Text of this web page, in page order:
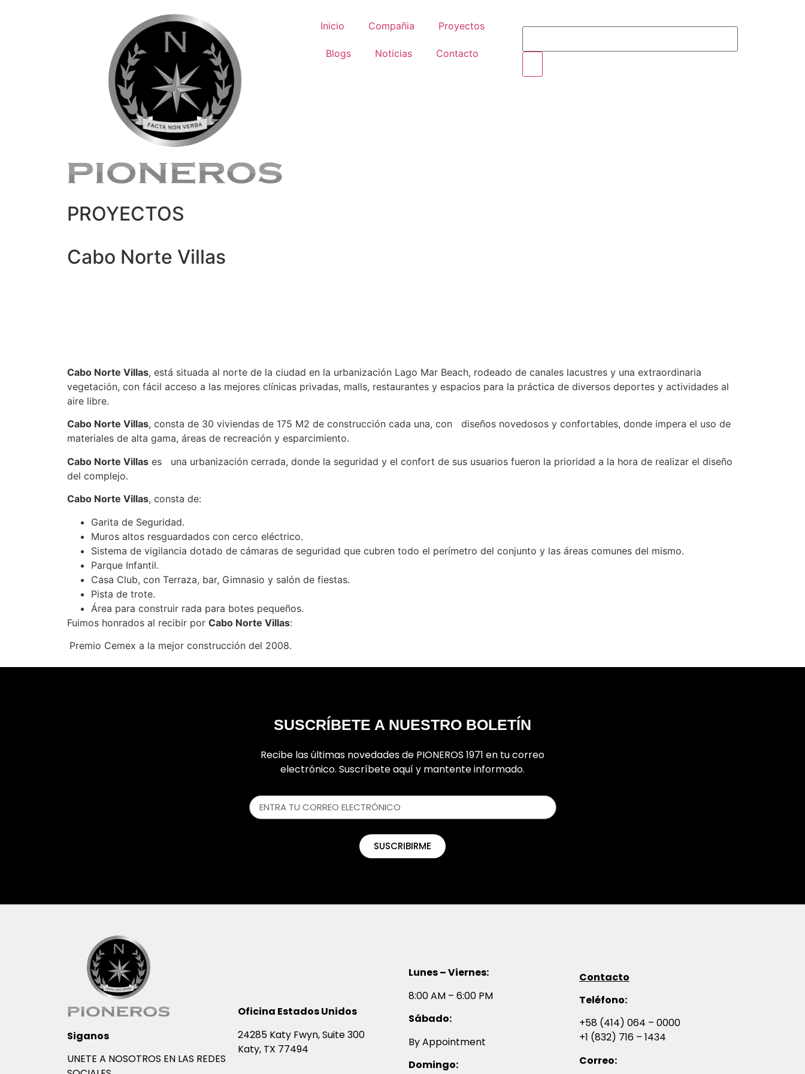
Inicio Compañia Proyectos
Blogs Noticias Contacto
PROYECTOS
Cabo Norte Villas
Cabo Norte Villas, está situada al norte de la ciudad en la urbanización Lago Mar Beach, rodeado de canales lacustres y una extraordinaria
vegetación, con fácil acceso a las mejores clínicas privadas, malls, restaurantes y espacios para la práctica de diversos deportes y actividades al
aire libre.
Cabo Norte Villas, consta de 30 viviendas de 175 M2 de construcción cada una, con diseños novedosos y confortables, donde impera el uso de
materiales de alta gama, áreas de recreación y esparcimiento.
Cabo Norte Villas es una urbanización cerrada, donde la seguridad y el confort de sus usuarios fueron la prioridad a la hora de realizar el diseño
del complejo.
Cabo Norte Villas, consta de:
Garita de Seguridad.
Muros altos resguardados con cerco eléctrico.
Sistema de vigilancia dotado de cámaras de seguridad que cubren todo el perímetro del conjunto y las áreas comunes del mismo.
Parque Infantil.
Casa Club, con Terraza, bar, Gimnasio y salón de fiestas.
Pista de trote.
Área para construir rada para botes pequeños.
Fuimos honrados al recibir por Cabo Norte Villas:
Premio Cemex a la mejor construcción del 2008.
SUSCRÍBETE A NUESTRO BOLETÍN
Recibe las últimas novedades de PIONEROS 1971 en tu correo
electrónico. Suscríbete aquí y mantente informado.
SUSCRIBIRME
Siganos
UNETE A NOSOTROS EN LAS REDES
Oficina Estados Unidos
24285 Katy Fwyn, Suite 300
Katy, TX 77494
Lunes – Viernes:
8:00 AM – 6:00 PM
Sábado:
By Appointment
Domingo:
Contacto
Teléfono:
+58 (414) 064 – 0000
+1 (832) 716 – 1434
Correo: